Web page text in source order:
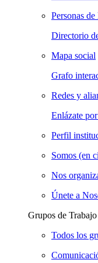
Personas de
Directorio
Mapa social
Grafo
Redes y
Enlázate
Perfil
Somos (en
Nos
Únete a
Grupos de Trabajo
Todos los